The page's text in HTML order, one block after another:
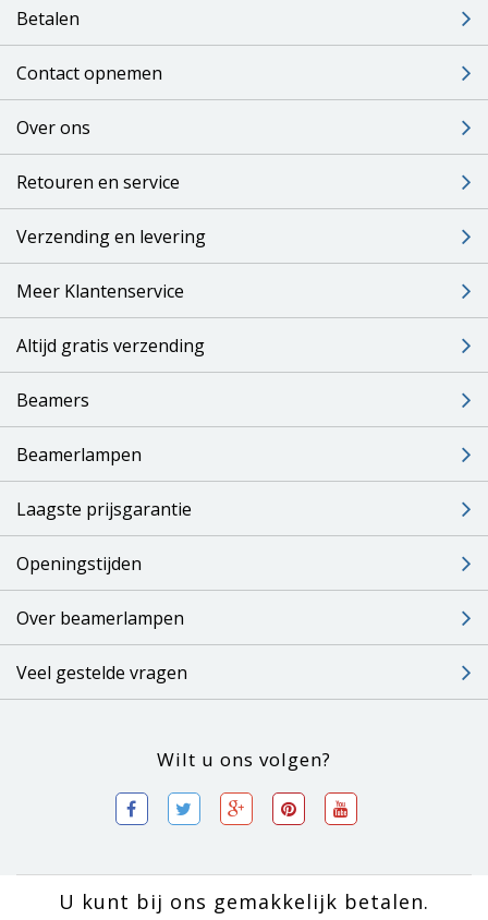
Betalen
Contact opnemen
Over ons
Retouren en service
Verzending en levering
Meer Klantenservice
Altijd gratis verzending
Beamers
Beamerlampen
Laagste prijsgarantie
Openingstijden
Over beamerlampen
Veel gestelde vragen
Wilt u ons volgen?
U kunt bij ons gemakkelijk betalen.